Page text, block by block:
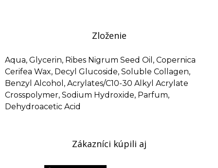
Zloženie
Aqua, Glycerin, Ribes Nigrum Seed Oil, Copernica
Cerifea Wax, Decyl Glucoside, Soluble Collagen,
Benzyl Alcohol, Acrylates/C10-30 Alkyl Acrylate
Crosspolymer, Sodium Hydroxide, Parfum,
Dehydroacetic Acid
Zákazníci kúpili aj